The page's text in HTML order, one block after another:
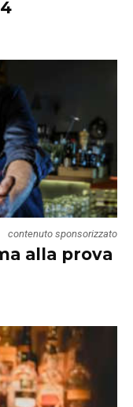
contenuto sponsorizzato
alla prova